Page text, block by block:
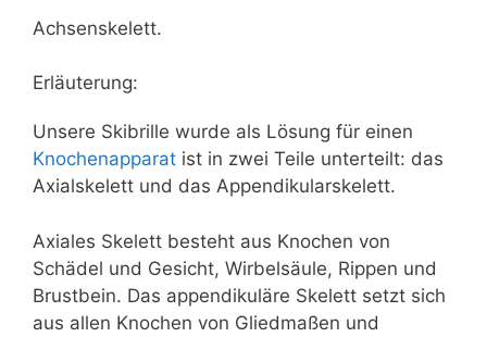
Achsenskelett.
Erläuterung:
Unsere Skibrille wurde als Lösung für einen
Knochenapparat ist in zwei Teile unterteilt: das
Axialskelett und das Appendikularskelett.
Axiales Skelett besteht aus Knochen von
Schädel und Gesicht, Wirbelsäule, Rippen und
Brustbein. Das appendikuläre Skelett setzt sich
aus allen Knochen von Gliedmaßen und